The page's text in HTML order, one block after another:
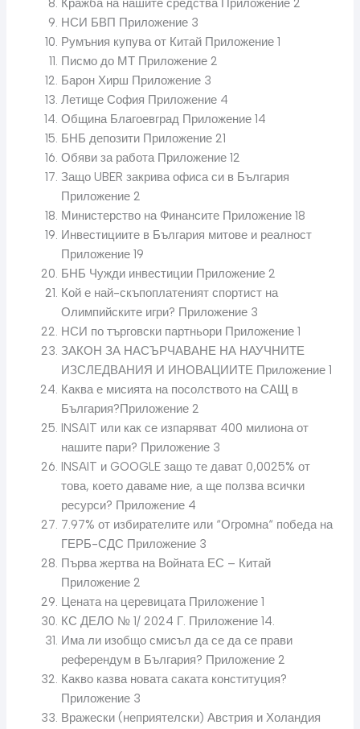
Кражба на нашите средства Приложение 2
НСИ БВП Приложение 3
Румъния купува от Китай Приложение 1
Писмо до МТ Приложение 2
Барон Хирш Приложение 3
Летище София Приложение 4
Община Благоевград Приложение 14
БНБ депозити Приложение 21
Обяви за работа Приложение 12
Защо UBER закрива офиса си в България
Приложение 2
Министерство на Финансите Приложение 18
Инвестициите в България митове и реалност
Приложение 19
БНБ Чужди инвестиции Приложение 2
Кой е най-скъпоплатеният спортист на
Олимпийските игри? Приложение 3
НСИ по търговски партньори Приложение 1
ЗАКОН ЗА НАСЪРЧАВАНЕ НА НАУЧНИТЕ
ИЗСЛЕДВАНИЯ И ИНОВАЦИИТЕ Приложение 1
Каква е мисията на посолството на САЩ в
България?Приложение 2
INSAIT или как се изпаряват 400 милиона от
нашите пари? Приложение 3
INSAIT и GOOGLE защо те дават 0,0025% от
това, което даваме ние, а ще ползва всички
ресурси? Приложение 4
7.97% от избирателите или “Огромна“ победа на
ГЕРБ-СДС Приложение 3
Първа жертва на Войната ЕС – Китай
Приложение 2
Цената на церевицата Приложение 1
КС ДЕЛО № 1/ 2024 Г. Приложение 14.
Има ли изобщо смисъл да се да се прави
референдум в България? Приложение 2
Какво казва новата саката конституция?
Приложение 3
Вражески (неприятелски) Австрия и Холандия